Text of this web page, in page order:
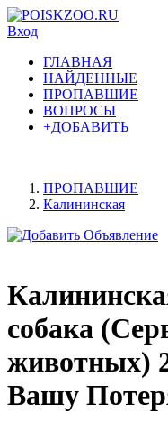
Вход
ГЛАВНАЯ
НАЙДЕННЫЕ
ПРОПАВШИЕ
ВОПРОСЫ
+ДОБАВИТЬ
ПРОПАВШИЕ
Калининская
собака
животных)
Вашу